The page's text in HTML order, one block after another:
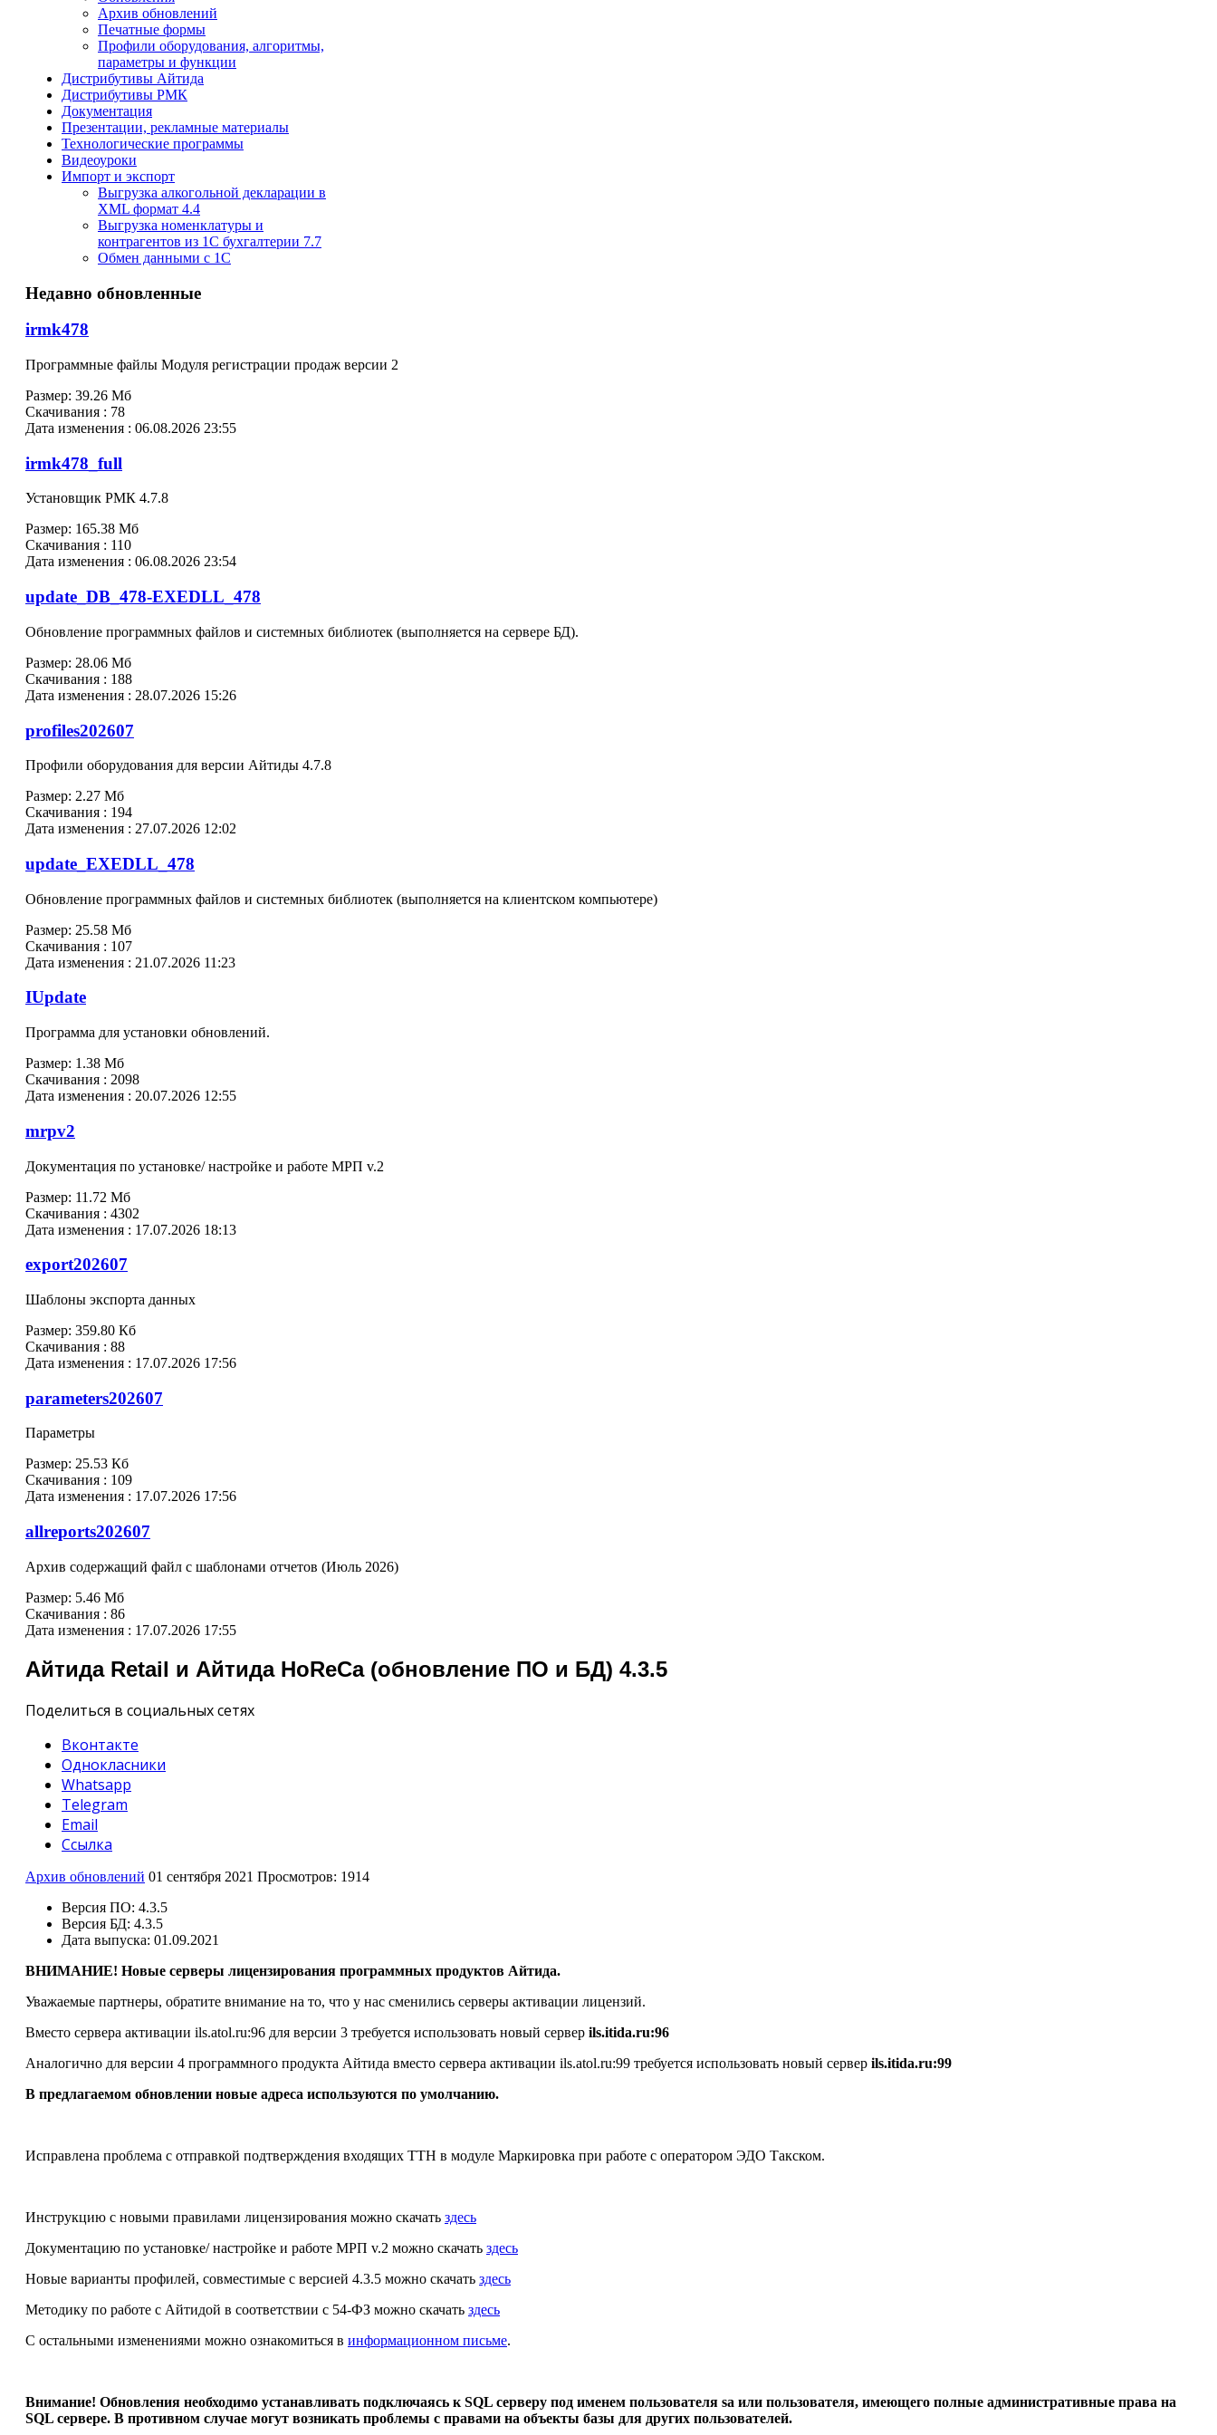
Архив обновлений
Печатные формы
Профили оборудования, алгоритмы,
параметры и функции
Дистрибутивы Айтида
Дистрибутивы РМК
Документация
Презентации, рекламные материалы
Технологические программы
Видеоуроки
Импорт и экспорт
Выгрузка алкогольной декларации в
XML формат 4.4
Выгрузка номенклатуры и
контрагентов из 1С бухгалтерии 7.7
Обмен данными с 1С
Недавно обновленные
irmk478
Программные файлы Модуля регистрации продаж версии 2
Размер: 39.26 Мб
Скачивания : 78
Дата изменения : 06.08.2026 23:55
irmk478_full
Установщик РМК 4.7.8
Размер: 165.38 Мб
Скачивания : 110
Дата изменения : 06.08.2026 23:54
update_DB_478-EXEDLL_478
Обновление программных файлов и системных библиотек (выполняется на сервере БД).
Размер: 28.06 Мб
Скачивания : 188
Дата изменения : 28.07.2026 15:26
profiles202607
Профили оборудования для версии Айтиды 4.7.8
Размер: 2.27 Мб
Скачивания : 194
Дата изменения : 27.07.2026 12:02
update_EXEDLL_478
Обновление программных файлов и системных библиотек (выполняется на клиентском компьютере)
Размер: 25.58 Мб
Скачивания : 107
Дата изменения : 21.07.2026 11:23
IUpdate
Программа для установки обновлений.
Размер: 1.38 Мб
Скачивания : 2098
Дата изменения : 20.07.2026 12:55
mrpv2
Документация по установке/ настройке и работе МРП v.2
Размер: 11.72 Мб
Скачивания : 4302
Дата изменения : 17.07.2026 18:13
export202607
Шаблоны экспорта данных
Размер: 359.80 Кб
Скачивания : 88
Дата изменения : 17.07.2026 17:56
parameters202607
Параметры
Размер: 25.53 Кб
Скачивания : 109
Дата изменения : 17.07.2026 17:56
allreports202607
Архив содержащий файл с шаблонами отчетов (Июль 2026)
Размер: 5.46 Мб
Скачивания : 86
Дата изменения : 17.07.2026 17:55
Айтида Retail и Айтида HoReCa (обновление ПО и БД) 4.3.5
Поделиться в социальных сетях
Вконтакте
Однокласники
Whatsapp
Telegram
Email
Ссылка
Архив обновлений 01 сентября 2021 Просмотров: 1914
Версия ПО: 4.3.5
Версия БД: 4.3.5
Дата выпуска: 01.09.2021
ВНИМАНИЕ! Новые серверы лицензирования программных продуктов Айтида.
Уважаемые партнеры, обратите внимание на то, что у нас сменились серверы активации лицензий.
Вместо сервера активации ils.atol.ru:96 для версии 3 требуется использовать новый сервер ils.itida.ru:96
Аналогично для версии 4 программного продукта Айтида вместо сервера активации ils.atol.ru:99 требуется использовать новый сервер ils.itida.ru:99
В предлагаемом обновлении новые адреса используются по умолчанию.
Исправлена проблема с отправкой подтверждения входящих ТТН в модуле Маркировка при работе с оператором ЭДО Такском.
Инструкцию с новыми правилами лицензирования можно скачать здесь
Документацию по установке/ настройке и работе МРП v.2 можно скачать здесь
Новые варианты профилей, совместимые с версией 4.3.5 можно скачать здесь
Методику по работе с Айтидой в соответствии с 54-ФЗ можно скачать здесь
С остальными изменениями можно ознакомиться в информационном письме.
Внимание! Обновления необходимо устанавливать подключаясь к SQL серверу под именем пользователя sa или пользователя, имеющего полные административные права на
SQL сервере. В противном случае могут возникать проблемы с правами на объекты базы для других пользователей.